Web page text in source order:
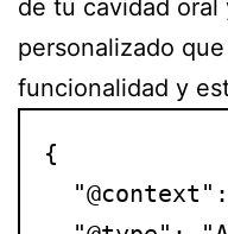
de tu cavidad oral
personalizado
funcionalidad y
{